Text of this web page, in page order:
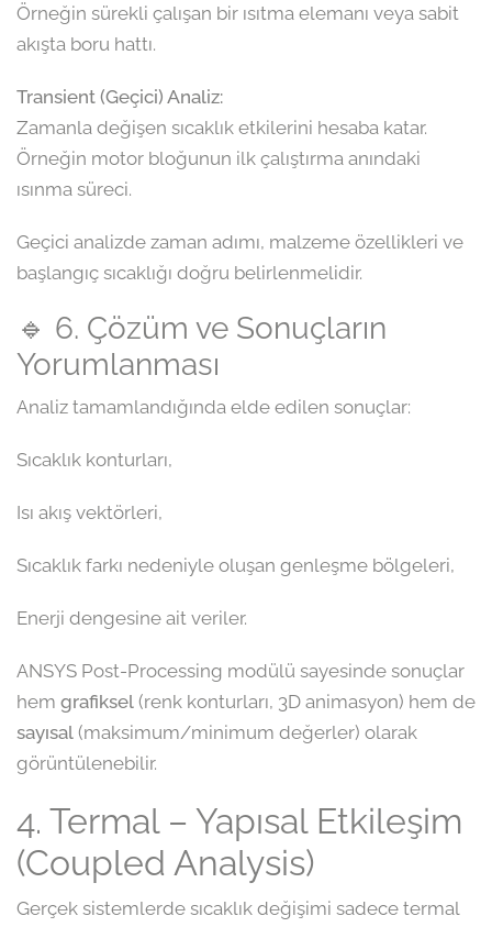
Örneğin sürekli çalışan bir ısıtma elemanı veya sabit
akışta boru hattı.
Transient (Geçici) Analiz:
Zamanla değişen sıcaklık etkilerini hesaba katar.
Örneğin motor bloğunun ilk çalıştırma anındaki
ısınma süreci.
Geçici analizde zaman adımı, malzeme özellikleri ve
başlangıç sıcaklığı doğru belirlenmelidir.
🔹 6. Çözüm ve Sonuçların
Yorumlanması
Analiz tamamlandığında elde edilen sonuçlar:
Sıcaklık konturları,
Isı akış vektörleri,
Sıcaklık farkı nedeniyle oluşan genleşme bölgeleri,
Enerji dengesine ait veriler.
ANSYS Post-Processing modülü sayesinde sonuçlar
hem grafiksel (renk konturları, 3D animasyon) hem de
sayısal (maksimum/minimum değerler) olarak
görüntülenebilir.
4. Termal – Yapısal Etkileşim
(Coupled Analysis)
Gerçek sistemlerde sıcaklık değişimi sadece termal